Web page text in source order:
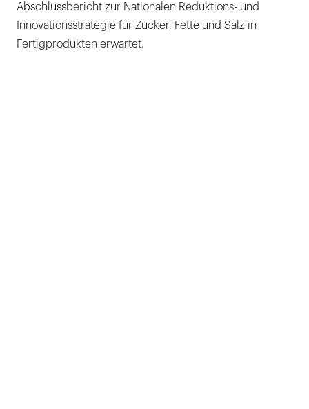
Abschlussbericht zur Nationalen Reduktions- und
Innovationsstrategie für Zucker, Fette und Salz in
Fertigprodukten erwartet.